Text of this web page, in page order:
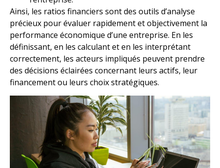
Ainsi, les ratios financiers sont des outils d’analyse
précieux pour évaluer rapidement et objectivement la
performance économique d’une entreprise. En les
définissant, en les calculant et en les interprétant
correctement, les acteurs impliqués peuvent prendre
des décisions éclairées concernant leurs actifs, leur
financement ou leurs choix stratégiques.